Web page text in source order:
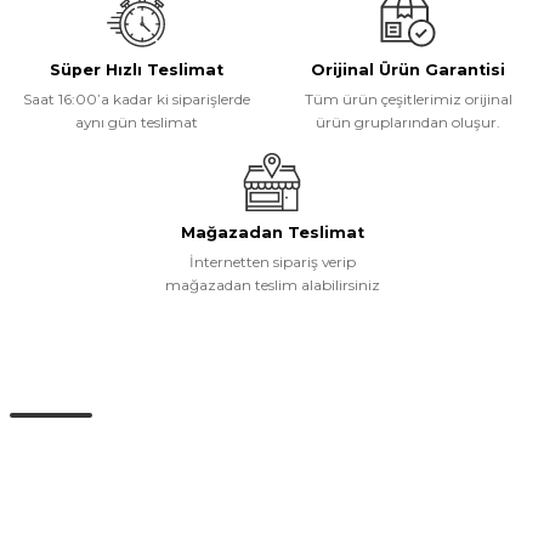
Ürün fiyatı diğer sitelerden daha pahalı.
Bu ürüne benzer farklı alternatifler olmalı.
Gönder
Süper Hızlı Teslimat
Saat 16:00’a kadar ki siparişlerde
aynı gün teslimat
Orijinal Ürün Garantisi
Tüm ürün çeşitlerimiz orijinal
ürün gruplarından oluşur.
Mağazadan Teslimat
İnternetten sipariş verip
mağazadan teslim alabilirsiniz